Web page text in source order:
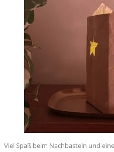
Viel Spaß beim Nachbasteln und